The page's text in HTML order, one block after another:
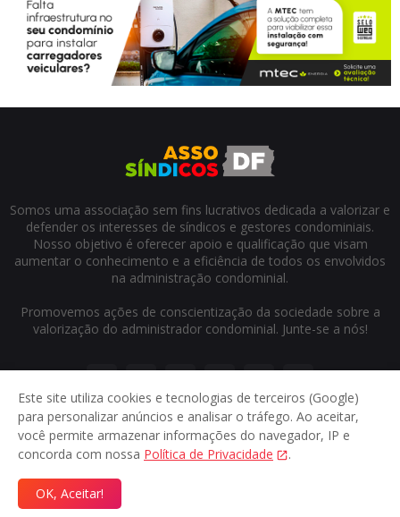
Somos uma associação sem fins lucrativos dedicada a valorizar e
defender os interesses de síndicos e gestores condominiais.
Nosso objetivo é oferecer apoio e qualificação que visam
aumentar o conhecimento e a eficiência de todos os envolvidos
na administração condominial.
Promovemos ações de conscientização da sociedade sobre a
valorização do administrador condominial. Junte-se a nós!
© 2024
Sobre Contato Privacidade
Este site utiliza cookies e tecnologias de terceiros (Google)
para personalizar anúncios e analisar o tráfego. Ao aceitar,
você permite armazenar informações do navegador, IP e
concorda com nossa Política de Privacidade .
OK, Aceitar!